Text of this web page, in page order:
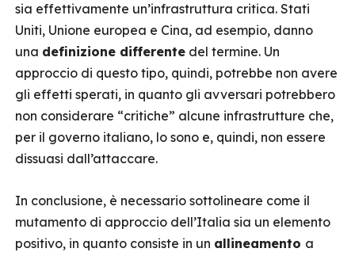
sia effettivamente un’infrastruttura critica. Stati
Uniti, Unione europea e Cina, ad esempio, danno
una definizione differente del termine. Un
approccio di questo tipo, quindi, potrebbe non avere
gli effetti sperati, in quanto gli avversari potrebbero
non considerare “critiche” alcune infrastrutture che,
per il governo italiano, lo sono e, quindi, non essere
dissuasi dall’attaccare.
In conclusione, è necessario sottolineare come il
mutamento di approccio dell’Italia sia un elemento
positivo, in quanto consiste in un allineamento a